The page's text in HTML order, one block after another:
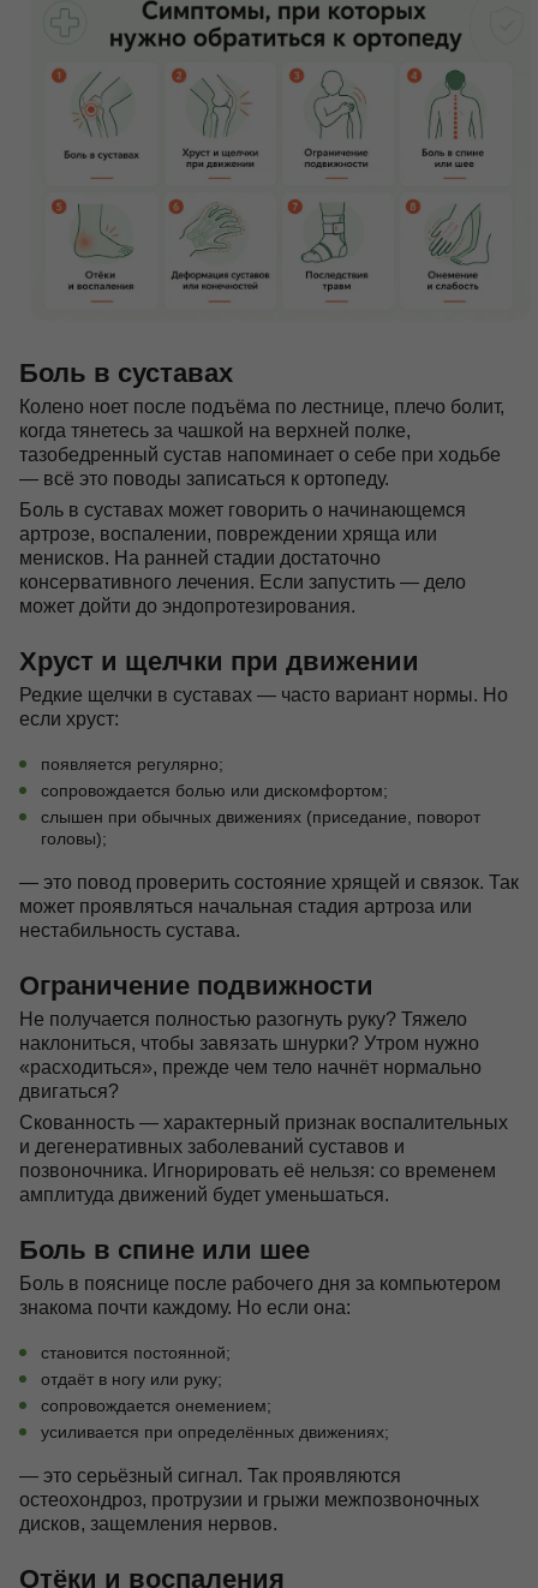
Боль в суставах
Колено ноет после подъёма по лестнице, плечо болит,
когда тянетесь за чашкой на верхней полке,
тазобедренный сустав напоминает о себе при ходьбе
— всё это поводы записаться к ортопеду.
Боль в суставах может говорить о начинающемся
артрозе, воспалении, повреждении хряща или
менисков. На ранней стадии достаточно
консервативного лечения. Если запустить — дело
может дойти до эндопротезирования.
Хруст и щелчки при движении
Редкие щелчки в суставах — часто вариант нормы. Но
если хруст:
появляется регулярно;
сопровождается болью или дискомфортом;
слышен при обычных движениях (приседание, поворот
головы);
— это повод проверить состояние хрящей и связок. Так
может проявляться начальная стадия артроза или
нестабильность сустава.
Ограничение подвижности
Не получается полностью разогнуть руку? Тяжело
наклониться, чтобы завязать шнурки? Утром нужно
«расходиться», прежде чем тело начнёт нормально
двигаться?
Скованность — характерный признак воспалительных
и дегенеративных заболеваний суставов и
позвоночника. Игнорировать её нельзя: со временем
амплитуда движений будет уменьшаться.
Боль в спине или шее
Боль в пояснице после рабочего дня за компьютером
знакома почти каждому. Но если она:
становится постоянной;
отдаёт в ногу или руку;
сопровождается онемением;
усиливается при определённых движениях;
— это серьёзный сигнал. Так проявляются
остеохондроз, протрузии и грыжи межпозвоночных
дисков, защемления нервов.
Отёки и воспаления